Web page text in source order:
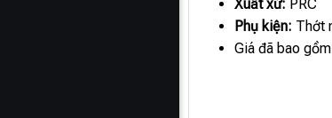
Xuất xứ: PRC
Phụ kiện: Thớt
Giá đã bao